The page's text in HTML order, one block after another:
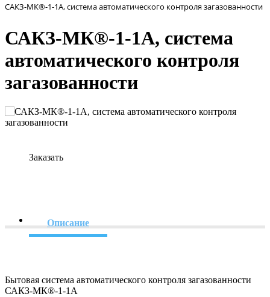
САКЗ-МК®-1-1А, система автоматического контроля загазованности
САКЗ-МК®-1-1А, система
автоматического контроля
загазованности
Заказать
Описание
Бытовая система автоматического контроля загазованности
САКЗ-МК®-1-1А